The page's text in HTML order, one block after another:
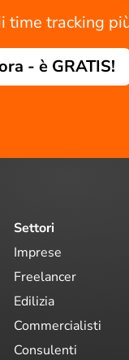
time tracking
- è GRATIS!
Settori
Imprese
Freelancer
Edilizia
Commercialisti
Consulenti